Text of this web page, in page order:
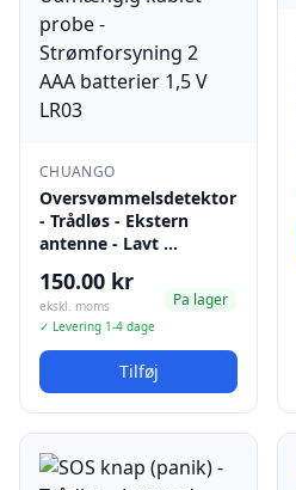
CHUANGO
Oversvømmelsdetektor
- Trådløs - Ekstern
antenne - Lavt …
150.00 kr
ekskl. moms
✓ Levering 1-4 dage
Pa lager
Tilføj